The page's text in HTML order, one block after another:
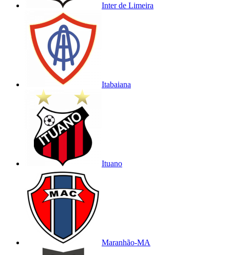
Inter de Limeira
Itabaiana
Ituano
Maranhão-MA